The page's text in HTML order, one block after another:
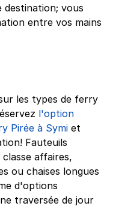
vous
entre vos mains
les types de ferry
l'option
Pirée à Symi et
Fauteuils
affaires,
ou chaises longues
d'options
traversée de jour